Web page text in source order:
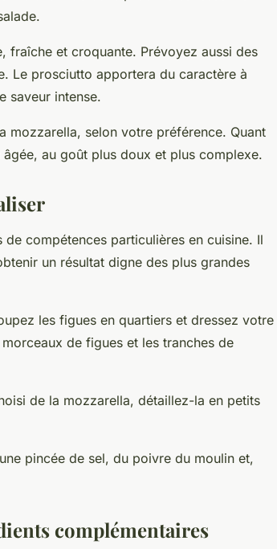
fraîche et croquante. Prévoyez aussi des
Le prosciutto apportera du caractère à
saveur intense.
mozzarella, selon votre préférence. Quant
au goût plus doux et plus complexe.
compétences particulières en cuisine. Il
un résultat digne des plus grandes
les figues en quartiers et dressez votre
de figues et les tranches de
de la mozzarella, détaillez-la en petits
pincée de sel, du poivre du moulin et,
complémentaires